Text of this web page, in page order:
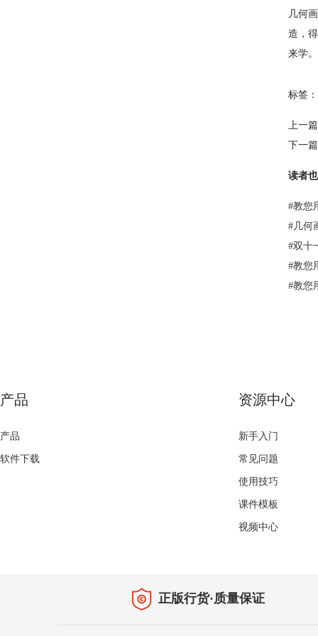
几何
造，
来学。
标签：
上一
下一
读者
#教您
#几何
#双十
#教您
#教您
产品
产品
软件下载
资源中心
新手入门
常见问题
使用技巧
课件模板
视频中心
正版行货·质量保证